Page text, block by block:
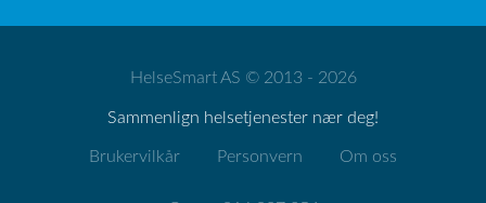
HelseSmart AS © 2013 - 2026
Sammenlign helsetjenester nær deg!
Brukervilkår Personvern Om oss